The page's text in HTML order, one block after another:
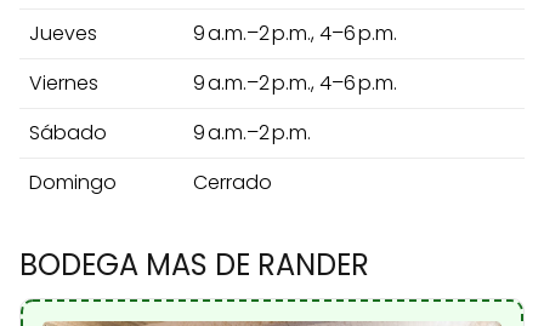
Jueves
9 a.m.–2 p.m., 4–6 p.m.
Viernes
9 a.m.–2 p.m., 4–6 p.m.
Sábado
9 a.m.–2 p.m.
Domingo
Cerrado
BODEGA MAS DE RANDER